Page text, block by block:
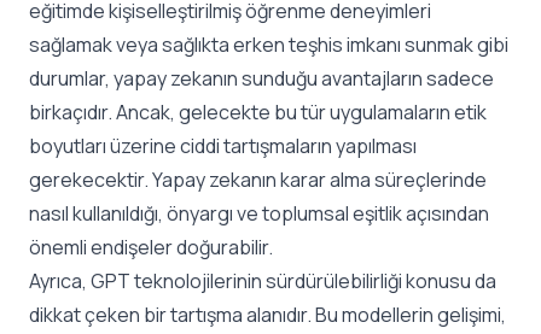
eğitimde kişiselleştirilmiş öğrenme deneyimleri
sağlamak veya sağlıkta erken teşhis imkanı sunmak gibi
durumlar, yapay zekanın sunduğu avantajların sadece
birkaçıdır. Ancak, gelecekte bu tür uygulamaların etik
boyutları üzerine ciddi tartışmaların yapılması
gerekecektir. Yapay zekanın karar alma süreçlerinde
nasıl kullanıldığı, önyargı ve toplumsal eşitlik açısından
önemli endişeler doğurabilir.
Ayrıca, GPT teknolojilerinin sürdürülebilirliği konusu da
dikkat çeken bir tartışma alanıdır. Bu modellerin gelişimi,